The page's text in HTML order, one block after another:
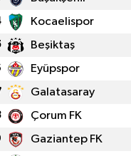
Kocaelispor
Beşiktaş
Eyüpspor
Galatasaray
Çorum FK
Gaziantep FK